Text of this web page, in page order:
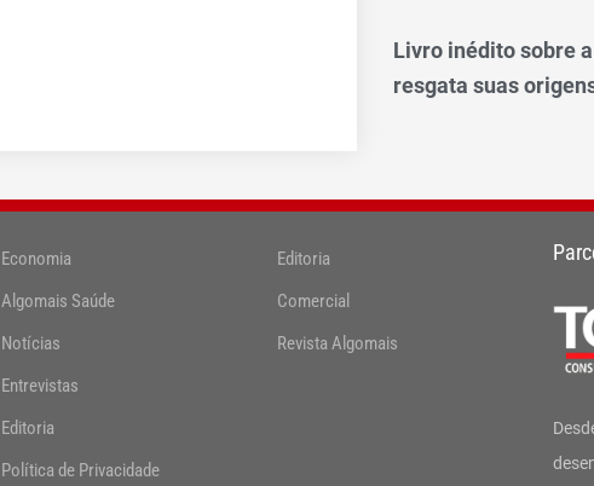
Livro inédito sobre
resgata suas
Economia
Algomais Saúde
Notícias
Entrevistas
Editoria
Política de Privacidade
Editoria
Comercial
Revista Algomais